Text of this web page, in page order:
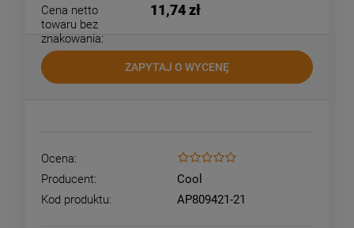
Cena netto
towaru bez
znakowania:
11,74 zł
ZAPYTAJ O WYCENĘ
Ocena:
Producent:
Cool
Kod produktu:
AP809421-21